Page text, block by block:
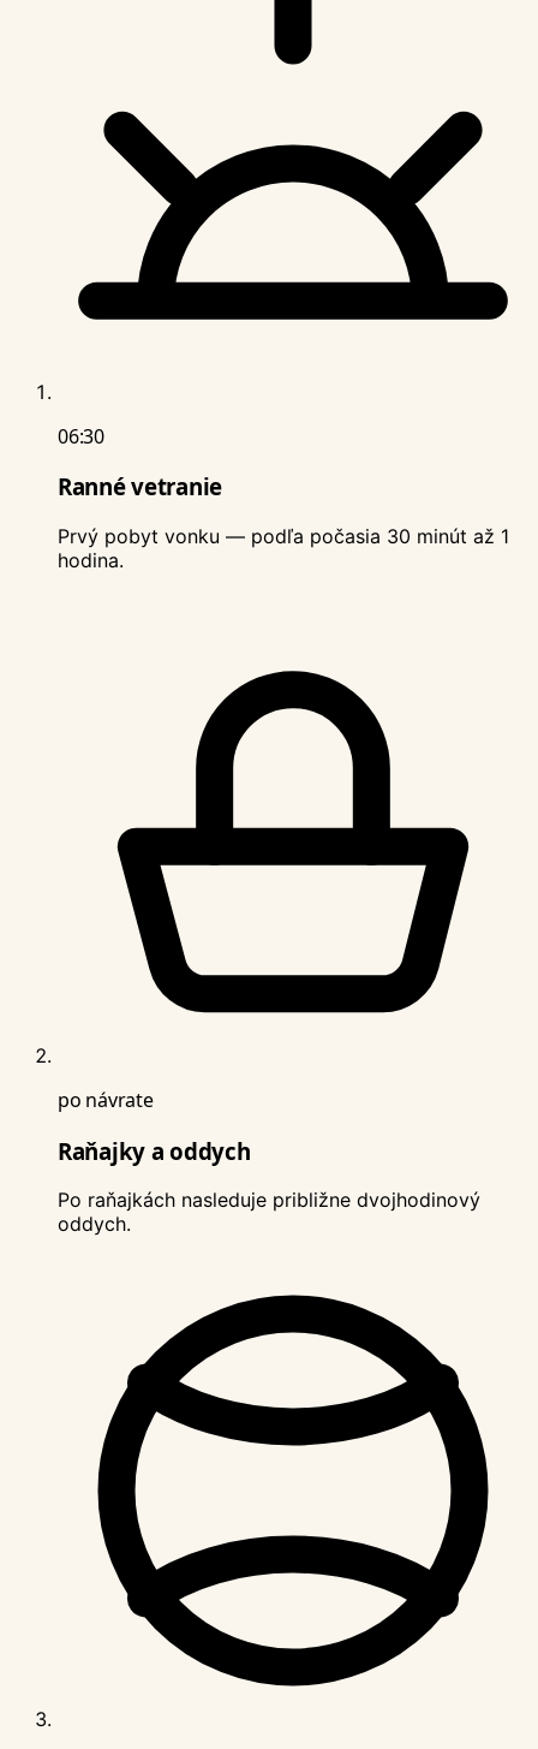
06:30
Ranné vetranie
Prvý pobyt vonku — podľa počasia 30 minút až 1
hodina.
po návrate
Raňajky a oddych
Po raňajkách nasleduje približne dvojhodinový
oddych.